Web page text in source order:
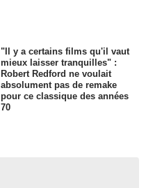
"Il y a certains films qu'il vaut
mieux laisser tranquilles" :
Robert Redford ne voulait
absolument pas de remake
pour ce classique des années
70